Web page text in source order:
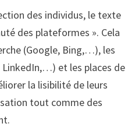
des individus, le texte
des plateformes ». Cela
(Google, Bing,…), les
LinkedIn,…) et les places de
la lisibilité de leurs
tout comme des